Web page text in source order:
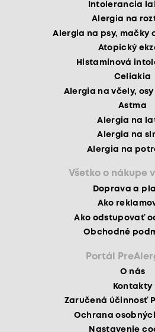
Intolerancia
Alergia na
Alergia na psy, mačky
Atopický
Histamínová
Celiakia
Alergia na včely, osy
Astma
Alergia na
Alergia na
Alergia na
Všetko o nákupe
Doprava a
Ako
Ako odstupovať
Obchodné
Portál
O nás
Kontakty
Zaručená účinnosť
Ochrana
Nastavenie